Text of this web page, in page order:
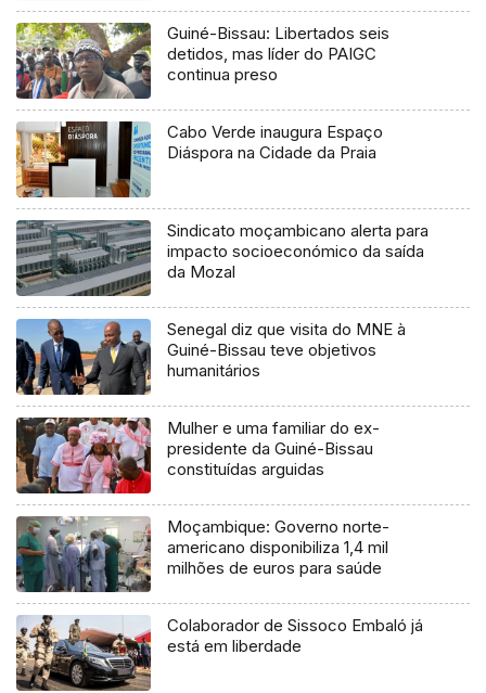
Guiné-Bissau: Libertados seis
detidos, mas líder do PAIGC
continua preso
Cabo Verde inaugura Espaço
Diáspora na Cidade da Praia
Sindicato moçambicano alerta para
impacto socioeconómico da saída
da Mozal
Senegal diz que visita do MNE à
Guiné-Bissau teve objetivos
humanitários
Mulher e uma familiar do ex-
presidente da Guiné-Bissau
constituídas arguidas
Moçambique: Governo norte-
americano disponibiliza 1,4 mil
milhões de euros para saúde
Colaborador de Sissoco Embaló já
está em liberdade